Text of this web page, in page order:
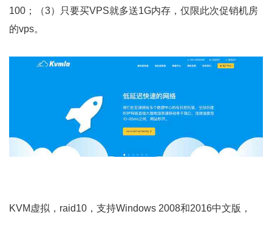
100；（3）只要买VPS就多送1G内存，仅限此次促销机房
的vps。
KVM虚拟，raid10，支持Windows 2008和2016中文版，